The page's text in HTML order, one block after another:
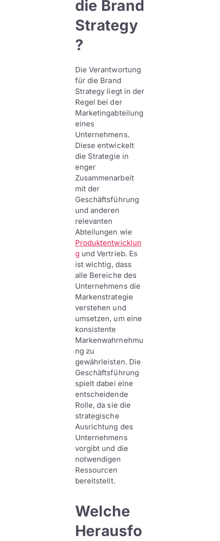
die Brand
Strategy
?
Die Verantwortung
für die Brand
Strategy liegt in der
Regel bei der
Marketingabteilung
eines
Unternehmens.
Diese entwickelt
die Strategie in
enger
Zusammenarbeit
mit der
Geschäftsführung
und anderen
relevanten
Abteilungen wie
Produktentwicklun
g und Vertrieb. Es
ist wichtig, dass
alle Bereiche des
Unternehmens die
Markenstrategie
verstehen und
umsetzen, um eine
konsistente
Markenwahrnehmu
ng zu
gewährleisten. Die
Geschäftsführung
spielt dabei eine
entscheidende
Rolle, da sie die
strategische
Ausrichtung des
Unternehmens
vorgibt und die
notwendigen
Ressourcen
bereitstellt.
Welche
Herausfo